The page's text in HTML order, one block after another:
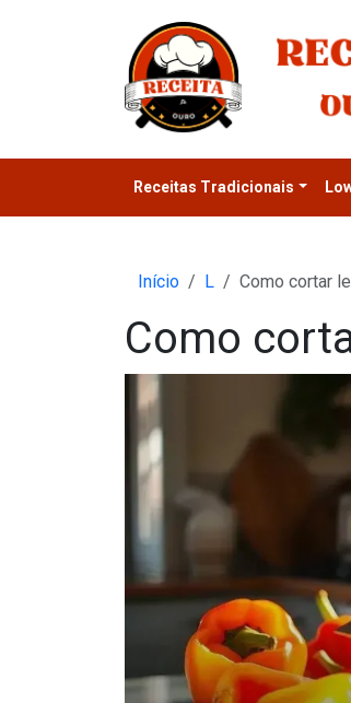
Receitas Tradicionais
Início L Como cortar
Como